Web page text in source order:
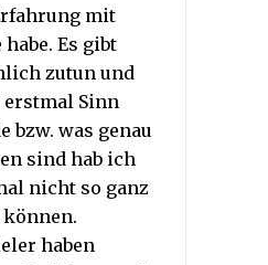
mit
Es gibt
zutun und
erstmal Sinn
bzw. was genau
sind hab ich
nicht so ganz
können.
haben